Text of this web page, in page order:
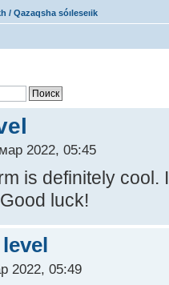
/ Qazaqsha sóıleseıik
2022, 05:45
is definitely
Good luck!
2022, 05:49